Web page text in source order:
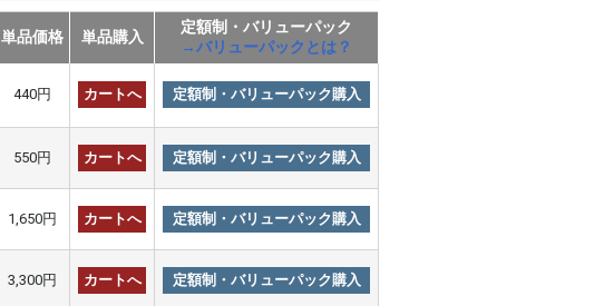
単品価格 単品購入
定額制・バリューパック
→バリューパックとは？
440円 カートへ 定額制・バリューパック購入
550円 カートへ 定額制・バリューパック購入
1,650円 カートへ 定額制・バリューパック購入
3,300円 カートへ 定額制・バリューパック購入